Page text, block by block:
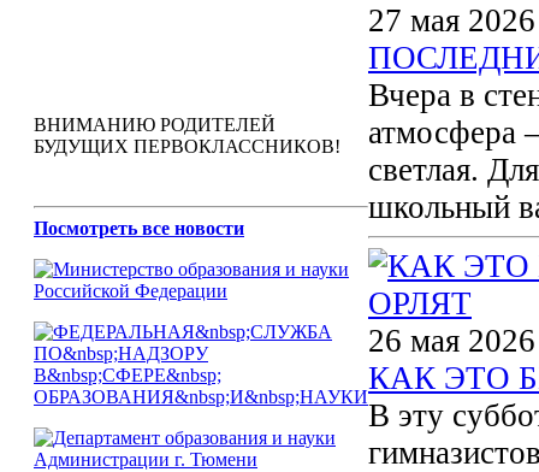
ВНИМАНИЮ РОДИТЕЛЕЙ
БУДУЩИХ ПЕРВОКЛАССНИКОВ!
Посмотреть все новости
27 мая 2026
Вчера в
атмосфера
светлая.
школьный
26 мая 2026
КАК ЭТО
В эту